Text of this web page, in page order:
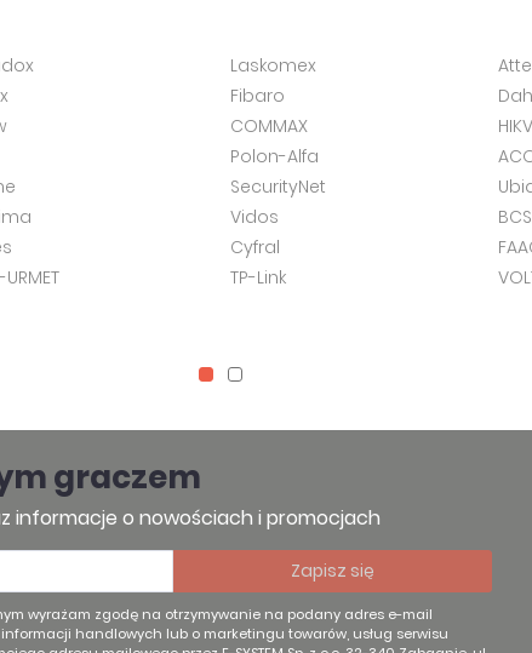
Laskomex
Fibaro
COMMAX
Polon-Alfa
SecurityNet
Vidos
Cyfral
TP-Link
Atte
graczem
informacje o nowościach i promocjach
wyrażam zgodę na otrzymywanie na podany adres e-mail
handlowych lub o marketingu towarów, usług serwisu